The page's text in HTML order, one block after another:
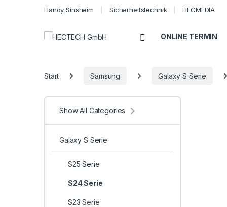
Handy Sinsheim Sicherheitstechnik HECMEDIA
Open ONLINE TERMIN
Start Samsung Galaxy S Serie
Show All Categories
Galaxy S Serie
S25 Serie
S24 Serie
S23 Serie